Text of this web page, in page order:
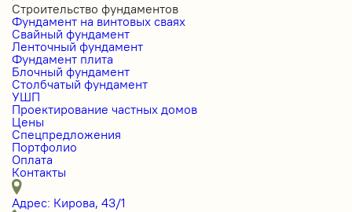
Строительство фундаментов
Фундамент на винтовых сваях
Свайный фундамент
Ленточный фундамент
Фундамент плита
Блочный фундамент
Столбчатый фундамент
УШП
Проектирование частных домов
Цены
Спецпредложения
Портфолио
Оплата
Контакты
Адрес: Кирова, 43/1